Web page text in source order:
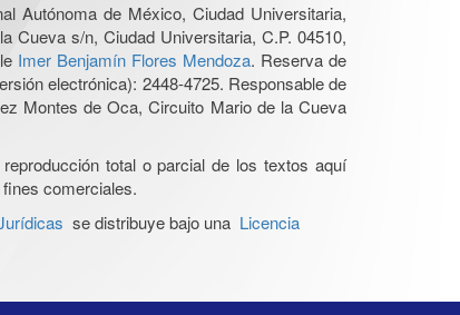
Autónoma de México, Ciudad Universitaria,
Cueva s/n, Ciudad Universitaria, C.P. 04510,
Imer Benjamín Flores Mendoza. Reserva de
electrónica): 2448-4725. Responsable de
Montes de Oca, Circuito Mario de la Cueva
total o parcial de los textos aquí
comerciales.
se distribuye bajo una Licencia